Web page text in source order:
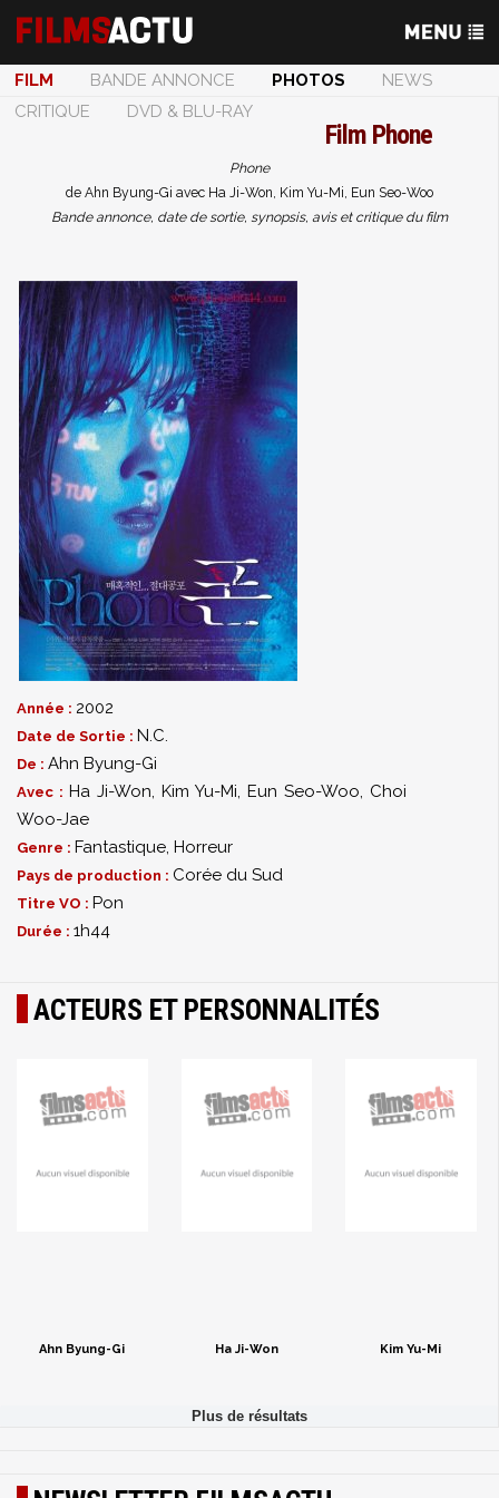
FILM BANDE ANNONCE PHOTOS
NEWS
CRITIQUE
DVD & BLU-RAY
Film Phone
Phone
de Ahn Byung-Gi avec Ha Ji-Won, Kim Yu-Mi, Eun Seo-Woo
Bande annonce, date de sortie, synopsis, avis et critique du film
Année : 2002
Date de Sortie : N.C.
De : Ahn Byung-Gi
Avec : Ha Ji-Won, Kim Yu-Mi, Eun Seo-Woo, Choi
Woo-Jae
Genre : Fantastique, Horreur
Pays de production : Corée du Sud
Titre VO : Pon
Durée : 1h44
ACTEURS ET PERSONNALITÉS
Ahn Byung-Gi Ha Ji-Won Kim Yu-Mi